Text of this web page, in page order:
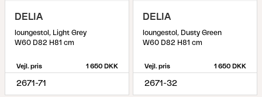
DELIA
loungestol, Light Grey
W60 D82 H81 cm
Vejl. pris 1 650 DKK
2671-71
DELIA
loungestol, Dusty Green
W60 D82 H81 cm
Vejl. pris 1 650 DKK
2671-32